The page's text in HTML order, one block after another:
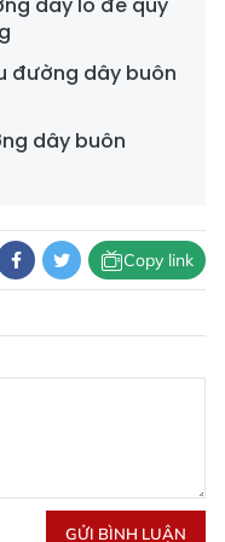
dây lô đề quy
đường dây buôn
dây buôn
Copy link
GỬI BÌNH LUẬN